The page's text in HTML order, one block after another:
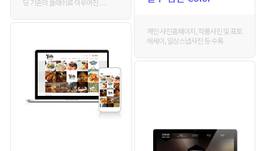
개인 사진홈페이지, 작품사진 및 포토
에세이, 일상스냅사진 등 수록